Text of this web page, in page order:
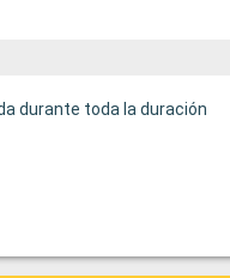
durante toda la duración